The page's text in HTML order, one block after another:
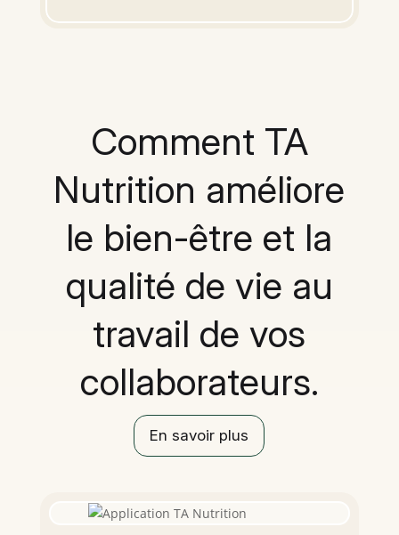
Comment TA
Nutrition améliore
le bien-être et la
qualité de vie au
travail de vos
collaborateurs.
En savoir plus